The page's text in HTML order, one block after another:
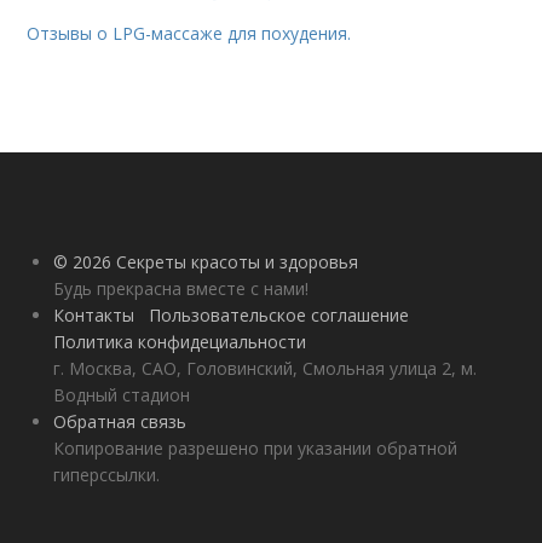
Отзывы о LPG-массаже для похудения.
© 2026 Секреты красоты и здоровья
Будь прекрасна вместе с нами!
Контакты
Пользовательское соглашение
Политика конфидециальности
г. Москва, САО, Головинский, Смольная улица 2, м.
Водный стадион
Обратная связь
Копирование разрешено при указании обратной
гиперссылки.